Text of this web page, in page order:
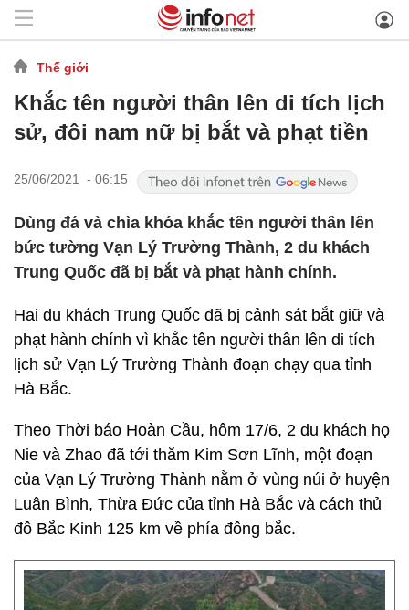
Thế giới
Khắc tên người thân lên di tích lịch
sử, đôi nam nữ bị bắt và phạt tiền
25/06/2021 - 06:15
Dùng đá và chìa khóa khắc tên người thân lên
bức tường Vạn Lý Trường Thành, 2 du khách
Trung Quốc đã bị bắt và phạt hành chính.
Hai du khách Trung Quốc đã bị cảnh sát bắt giữ và
phạt hành chính vì khắc tên người thân lên di tích
lịch sử Vạn Lý Trường Thành đoạn chạy qua tỉnh
Hà Bắc.
Theo Thời báo Hoàn Cầu, hôm 17/6, 2 du khách họ
Nie và Zhao đã tới thăm Kim Sơn Lĩnh, một đoạn
của Vạn Lý Trường Thành nằm ở vùng núi ở huyện
Luân Bình, Thừa Đức của tỉnh Hà Bắc và cách thủ
đô Bắc Kinh 125 km về phía đông bắc.